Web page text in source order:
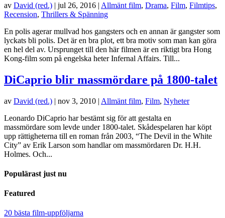
av David (red.) | jul 26, 2016 | Allmänt film, Drama, Film, Filmtips,
Recension, Thrillers & Spänning
En polis agerar mullvad hos gangsters och en annan är gangster som
lyckats bli polis. Det är en bra plot, ett bra motiv som man kan göra
en hel del av. Ursprunget till den här filmen är en riktigt bra Hong
Kong-film som på engelska heter Infernal Affairs. Till...
DiCaprio blir massmördare på 1800-talet
av David (red.) | nov 3, 2010 | Allmänt film, Film, Nyheter
Leonardo DiCaprio har bestämt sig för att gestalta en
massmördare som levde under 1800-talet. Skådespelaren har köpt
upp rättigheterna till en roman från 2003, “The Devil in the White
City” av Erik Larson som handlar om massmördaren Dr. H.H.
Holmes. Och...
Populärast just nu
Featured
20 bästa film-uppföljarna